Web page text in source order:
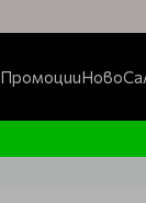
ПромоцииНово